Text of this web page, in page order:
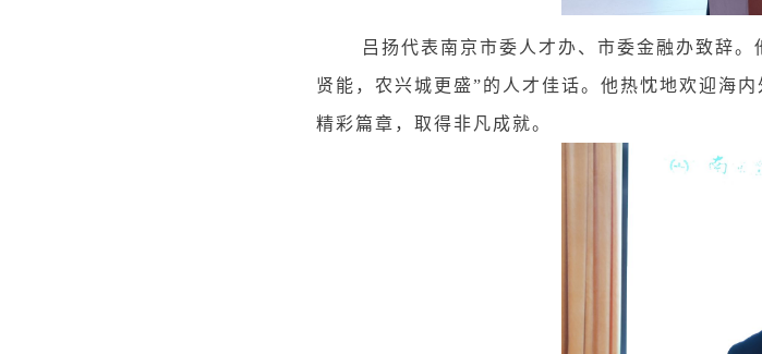
吕扬代表南京市委人才办、市委金融办致辞。
贤能，农兴城更盛”的人才佳话。他热忱地欢迎海
精彩篇章，取得非凡成就。